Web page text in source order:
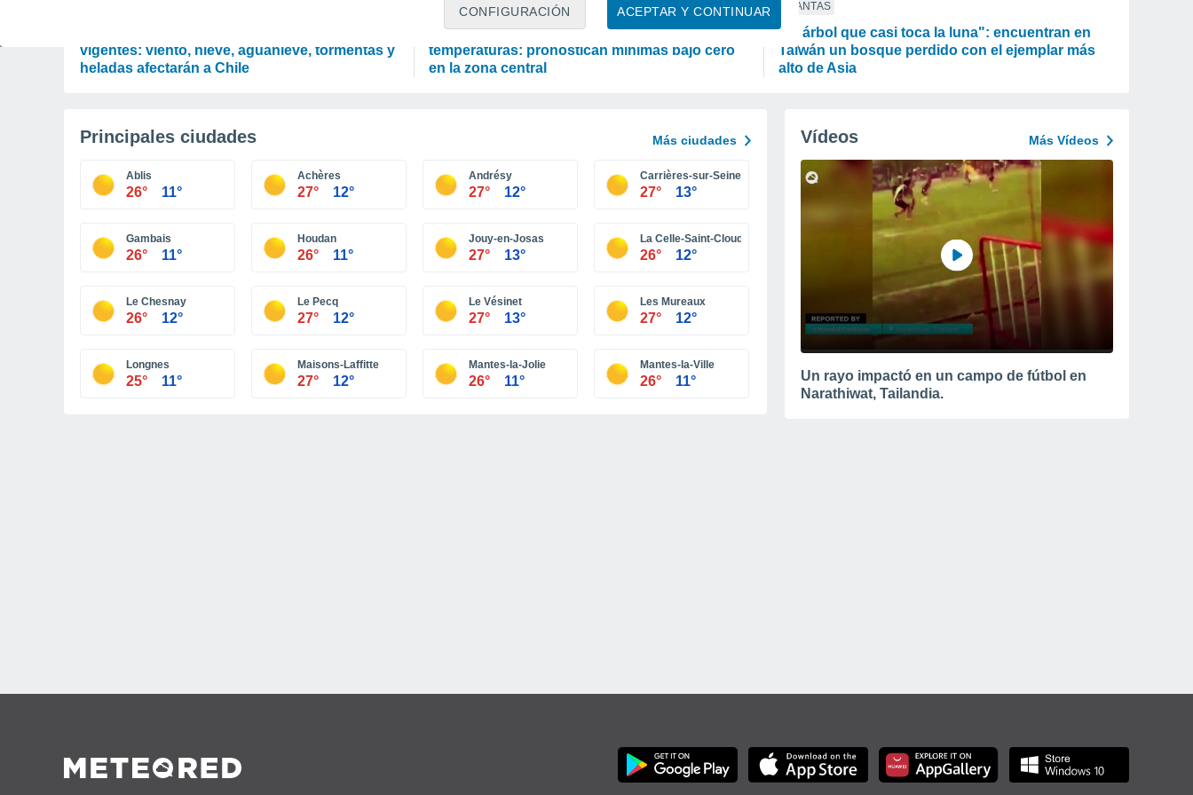
ACEPTAR Y CONTINUAR
CONFIGURACIÓN
vigentes: viento, nieve, aguanieve, tormentas y
heladas afectarán a Chile
PREDICCIÓN
Tras el sistema frontal llegan bajas
temperaturas: pronostican mínimas bajo cero
en la zona central
PLANTAS
"El árbol que casi toca la luna": encuentran en
Taiwán un bosque perdido con el ejemplar más
alto de Asia
Principales ciudades Más ciudades
Ablis
26° 11°
Achères
27° 12°
Andrésy
27° 12°
Carrières-sur-Seine
27° 13°
Gambais
26° 11°
Houdan
26° 11°
Jouy-en-Josas
27° 13°
La Celle-Saint-Cloud
26° 12°
Le Chesnay
26° 12°
Le Pecq
27° 12°
Le Vésinet
27° 13°
Les Mureaux
27° 12°
Longnes
25° 11°
Maisons-Laffitte
27° 12°
Mantes-la-Jolie
26° 11°
Mantes-la-Ville
26° 11°
Vídeos Más Vídeos
Un rayo impactó en un campo de fútbol en
Narathiwat, Tailandia.